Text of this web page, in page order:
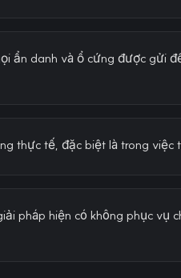
ẩn danh và ổ cứng được gửi
thực tế, đặc biệt là trong việc
pháp hiện có không phục vụ